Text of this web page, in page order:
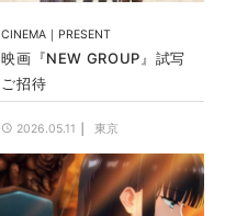
CINEMA PRESENT
映画『NEW GROUP』試写
ご招待
2026.05.11 東京